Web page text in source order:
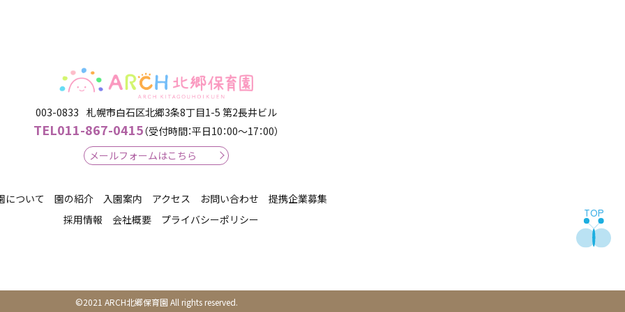
003-0833 札幌市白石区北郷3条8丁目1-5 第2長井ビル​
TEL011-867-0415（受付時間：平日10：00～17：00）
メールフォームはこちら
について 園の紹介 入園案内 アクセス お問い合わせ
提携企業募集
採用情報
会社概要 プライバシーポリシー
©2021 ARCH北郷保育園 All rights reserved.
TOP